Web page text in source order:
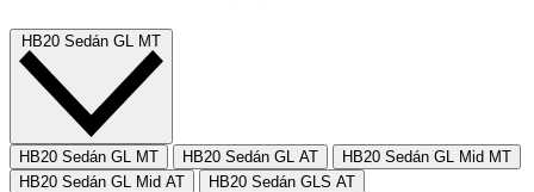
HB20 Sedán GL MT
HB20 Sedán GL MT HB20 Sedán GL AT
HB20 Sedán GL Mid MT
HB20 Sedán GL Mid AT
HB20 Sedán GLS AT